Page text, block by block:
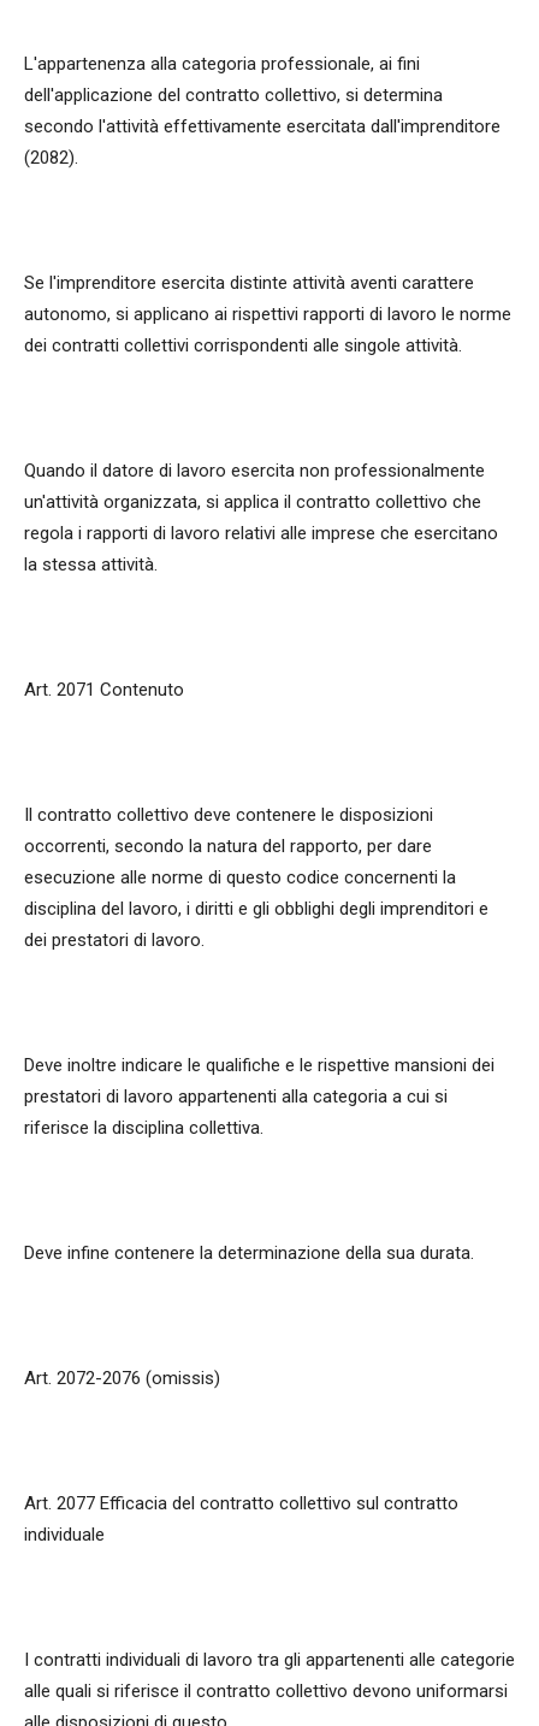
L'appartenenza alla categoria professionale, ai fini
dell'applicazione del contratto collettivo, si determina
secondo l'attività effettivamente esercitata dall'imprenditore
(2082).
Se l'imprenditore esercita distinte attività aventi carattere
autonomo, si applicano ai rispettivi rapporti di lavoro le norme
dei contratti collettivi corrispondenti alle singole attività.
Quando il datore di lavoro esercita non professionalmente
un'attività organizzata, si applica il contratto collettivo che
regola i rapporti di lavoro relativi alle imprese che esercitano
la stessa attività.
Art. 2071 Contenuto
Il contratto collettivo deve contenere le disposizioni
occorrenti, secondo la natura del rapporto, per dare
esecuzione alle norme di questo codice concernenti la
disciplina del lavoro, i diritti e gli obblighi degli imprenditori e
dei prestatori di lavoro.
Deve inoltre indicare le qualifiche e le rispettive mansioni dei
prestatori di lavoro appartenenti alla categoria a cui si
riferisce la disciplina collettiva.
Deve infine contenere la determinazione della sua durata.
Art. 2072-2076 (omissis)
Art. 2077 Efficacia del contratto collettivo sul contratto
individuale
I contratti individuali di lavoro tra gli appartenenti alle categorie
alle quali si riferisce il contratto collettivo devono uniformarsi